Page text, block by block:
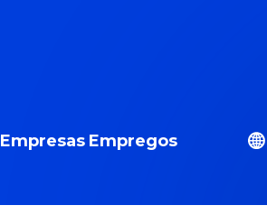
Empresas Empregos